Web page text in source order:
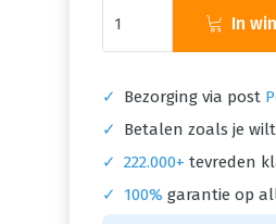
In
✓ Bezorging via post
✓
Betalen zoals je
✓ 222.000+ tevreden
✓
100% garantie op